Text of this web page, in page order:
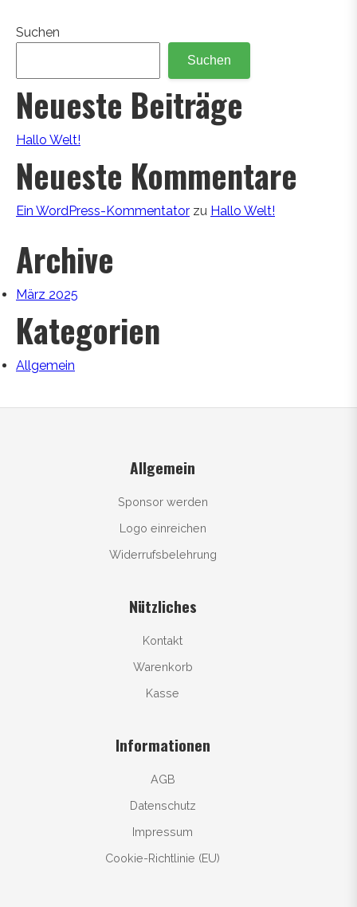
Suchen
Suchen
Neueste Beiträge
Hallo Welt!
Neueste Kommentare
Ein WordPress-Kommentator zu Hallo Welt!
Archive
März 2025
Kategorien
Allgemein
Allgemein
Sponsor werden
Logo einreichen
Widerrufsbelehrung
Nützliches
Kontakt
Warenkorb
Kasse
Informationen
AGB
Datenschutz
Impressum
Cookie-Richtlinie (EU)